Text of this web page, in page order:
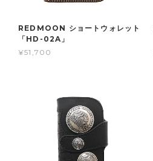
REDMOON ショートウォレット
「HD-02A」
¥51,700